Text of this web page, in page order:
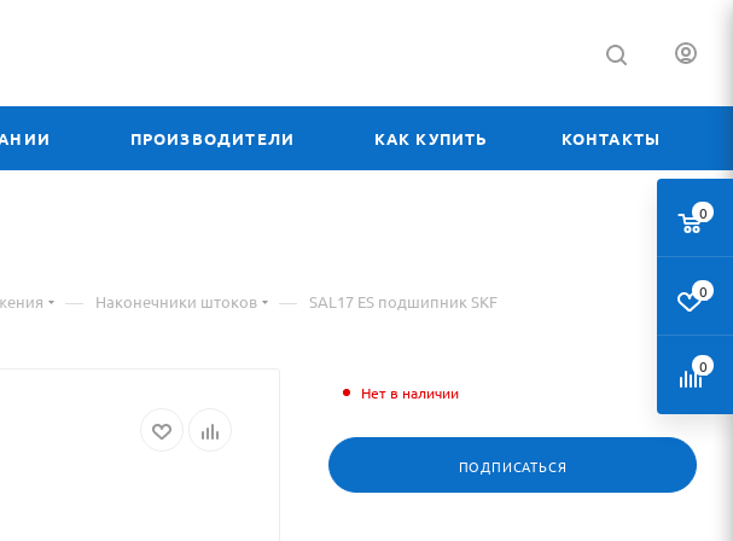
ПРОИЗВОДИТЕЛИ КАК КУПИТЬ КОНТАКТЫ
— Наконечники штоков — SAL17 ES подшипник SKF
Нет в наличии
ПОДПИСАТЬСЯ
0
0
0